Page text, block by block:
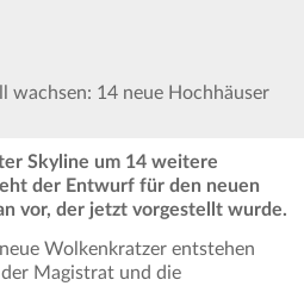
wachsen: 14 neue Hochhäuser
Skyline um 14 weitere
der Entwurf für den neuen
vor, der jetzt vorgestellt wurde.
Wolkenkratzer entstehen
Magistrat und die